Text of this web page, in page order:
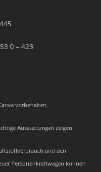
0 – 423
vorbehalten.
Ausstattungen zeigen.
und den
Personenkraftwagen können